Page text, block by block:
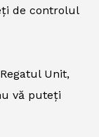
de controlul
Unit,
vă puteți